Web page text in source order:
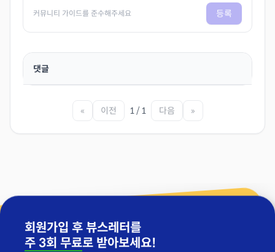
커뮤니티 가이드를 준수해주세요 등록
댓글
« 이전 1 / 1 다음 »
회원가입 후 뷰스레터를
주 3회 무료로 받아보세요!